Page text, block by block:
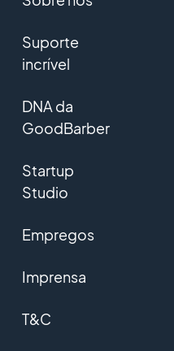
Suporte
incrível
DNA da
GoodBarber
Startup
Studio
Empregos
Imprensa
T&C